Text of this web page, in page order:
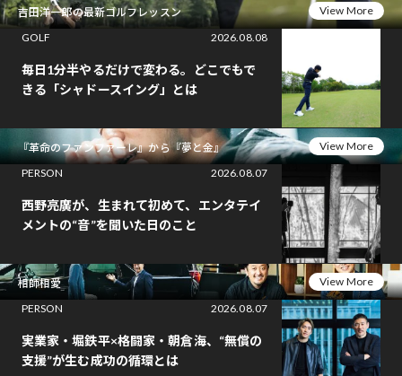
吉田洋一郎の最新ゴルフレッスン
View More
GOLF
2026.08.08
毎日1分半やるだけで変わる。どこでもで
きる「シャドースイング」とは
『革命のファンファーレ』から『夢と金』
View More
PERSON
2026.08.07
西野亮廣が、生まれて初めて、エンタテイ
メントの“音”を聞いた日のこと
相師相愛
View More
PERSON
2026.08.07
実業家・堀鉄平×格闘家・朝倉海、“無償の
支援”が生む成功の循環とは